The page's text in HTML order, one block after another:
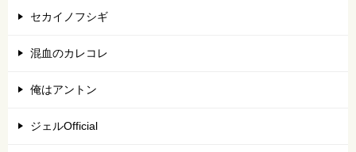
セカイノフシギ
混血のカレコレ
俺はアントン
ジェルOfficial